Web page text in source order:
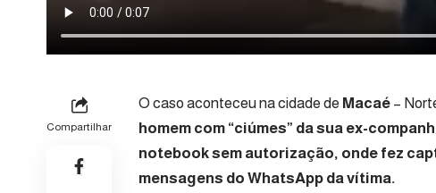
Compartilhar
O caso aconteceu na cidade de Macaé –
homem com “ciúmes” da sua ex-
notebook sem autorização, onde fez
mensagens do WhatsApp da vítima.